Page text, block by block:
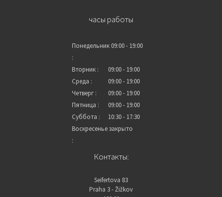
часы работы
Понедельник
:
09:00 - 19:00
Вторник :
09:00 - 19:00
Среда :
09:00 - 19:00
Четверг :
09:00 - 19:00
Пятница :
09:00 - 19:00
Суббота :
10:30 - 17:30
Воскресенье
:
закрыто
Контакты:
Seifertova 83
Praha 3 - Žižkov